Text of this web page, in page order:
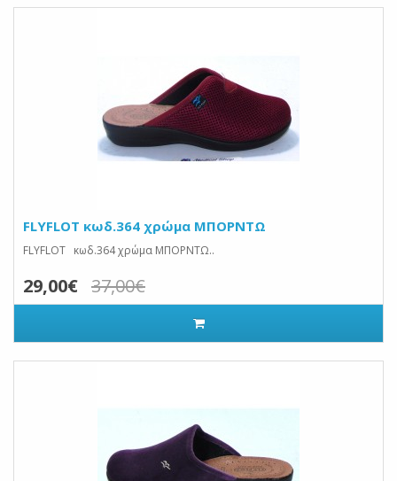
FLYFLOT κωδ.364 χρώμα ΜΠΟΡΝΤΩ
FLYFLOT κωδ.364 χρώμα ΜΠΟΡΝΤΩ..
29,00€ 37,00€